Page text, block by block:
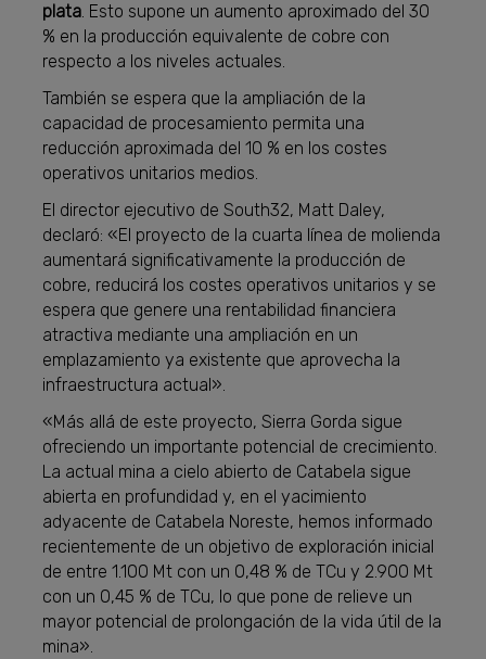
plata. Esto supone un aumento aproximado del 30
% en la producción equivalente de cobre con
respecto a los niveles actuales.
También se espera que la ampliación de la
capacidad de procesamiento permita una
reducción aproximada del 10 % en los costes
operativos unitarios medios.
El director ejecutivo de South32, Matt Daley,
declaró: «El proyecto de la cuarta línea de molienda
aumentará significativamente la producción de
cobre, reducirá los costes operativos unitarios y se
espera que genere una rentabilidad financiera
atractiva mediante una ampliación en un
emplazamiento ya existente que aprovecha la
infraestructura actual».
«Más allá de este proyecto, Sierra Gorda sigue
ofreciendo un importante potencial de crecimiento.
La actual mina a cielo abierto de Catabela sigue
abierta en profundidad y, en el yacimiento
adyacente de Catabela Noreste, hemos informado
recientemente de un objetivo de exploración inicial
de entre 1.100 Mt con un 0,48 % de TCu y 2.900 Mt
con un 0,45 % de TCu, lo que pone de relieve un
mayor potencial de prolongación de la vida útil de la
mina».